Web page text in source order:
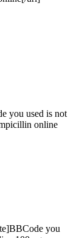
you used is not
online
you